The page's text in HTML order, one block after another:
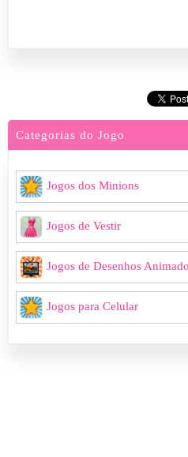
Categorias do Jogo
Jogos dos Minions
Jogos de Vestir
Jogos de Desenhos
Jogos para Celular